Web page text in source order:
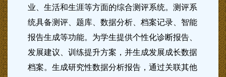
业、生活和生涯等方面的综合测评系统。测评系
统具备测评、题库、数据分析、档案记录、智能
报告生成等功能。为学生提供个性化诊断报告、
发展建议、训练提升方案，并生成发展成长数据
档案。生成研究性数据分析报告，通过关联其他